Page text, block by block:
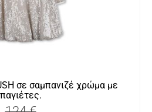
σε σαμπανιζέ χρώμα με
παγιέτες.